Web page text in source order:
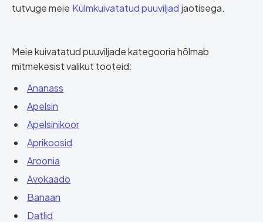
tutvuge meie Külmkuivatatud puuviljad jaotisega.
Meie kuivatatud puuviljade kategooria hõlmab
mitmekesist valikut tooteid:
Ananass
Apelsin
Apelsinikoor
Aprikoosid
Aroonia
Avokaado
Banaan
Datlid